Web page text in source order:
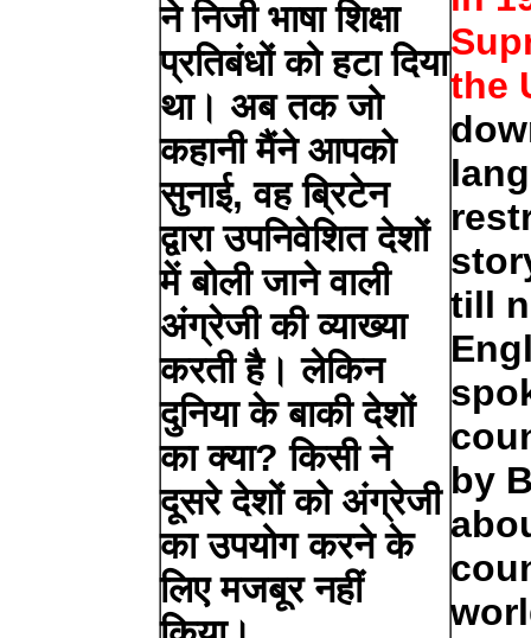
ने निजी भाषा शिक्षा
प्रतिबंधों को हटा दिया
था। अब तक जो
कहानी मैंने आपको
सुनाई, वह ब्रिटेन
द्वारा उपनिवेशित देशों
में बोली जाने वाली
अंग्रेजी की व्याख्या
करती है। लेकिन
दुनिया के बाकी देशों
का क्या? किसी ने
दूसरे देशों को अंग्रेजी
का उपयोग करने के
लिए मजबूर नहीं
the
till
by